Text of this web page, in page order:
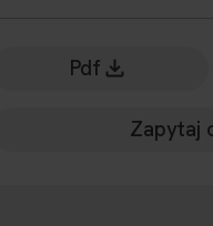
Pdf
Zapytaj